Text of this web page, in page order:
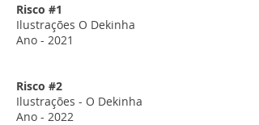
Risco #1
Ilustrações O Dekinha
Ano - 2021
Risco #2
Ilustrações - O Dekinha
Ano - 2022